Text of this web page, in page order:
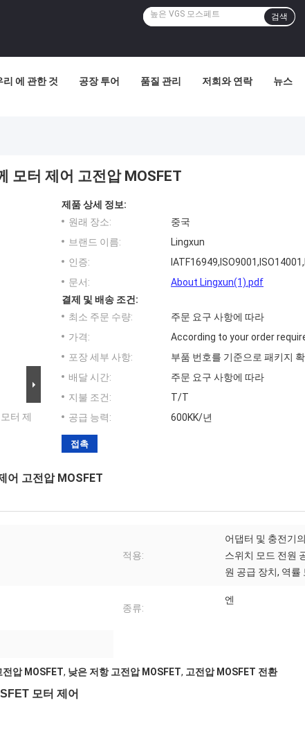
검색
리 에 관한 것 공장 투어 품질 관리 저희와 연락 뉴스
모터 제어 고전압 MOSFET
터 제
제품 상세 정보:
원래 장소:
중국
브랜드 이름:
Lingxun
인증:
문서:
About Lingxun(1).pdf
결제 및 배송 조건:
최소 주문 수량:
주문 요구 사항에 따라
가격:
According to your order
포장 세부 사항:
부품 번호를 기준으로 패키지
배달 시간:
주문 요구 사항에 따라
지불 조건:
T/T
공급 능력:
600KK/년
접촉
어 고전압 MOSFET
적용:
어댑터 및 충전기
스위치 모드 전원
원 공급 장치, 역률
종류:
엔
압 MOSFET, 낮은 저항 고전압 MOSFET, 고전압 MOSFET 전환
모터 제어